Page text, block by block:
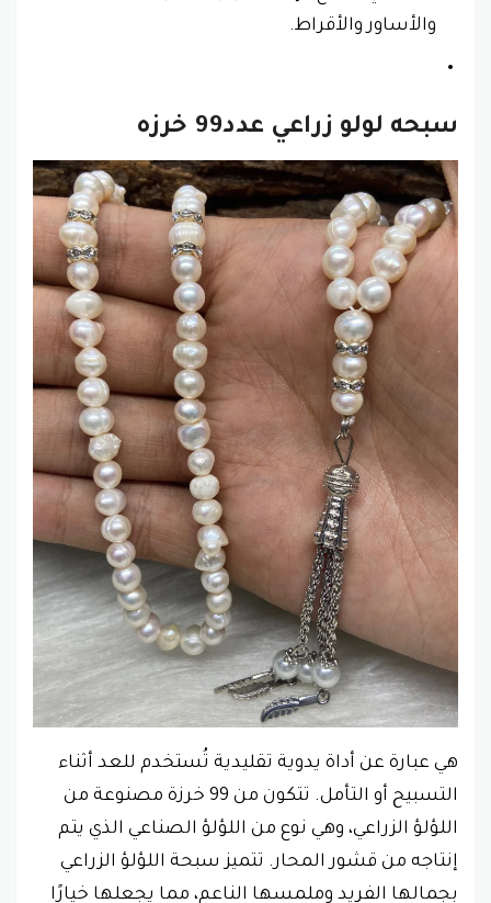
والأساور والأقراط.
سبحه لولو زراعي عدد99 خرزه
هي عبارة عن أداة يدوية تقليدية تُستخدم للعد أثناء
التسبيح أو التأمل. تتكون من 99 خرزة مصنوعة من
اللؤلؤ الزراعي، وهي نوع من اللؤلؤ الصناعي الذي يتم
إنتاجه من قشور المحار. تتميز سبحة اللؤلؤ الزراعي
بجمالها الفريد وملمسها الناعم، مما يجعلها خيارًا